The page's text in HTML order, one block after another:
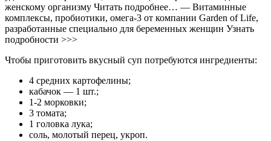
женскому организму Читать подробнее… — Витаминные
комплексы, пробиотики, омега-3 от компании Garden of Life,
разработанные специально для беременных женщин Узнать
подробности >>>
Чтобы приготовить вкусный суп потребуются ингредиенты:
4 средних картофелины;
кабачок — 1 шт.;
1-2 морковки;
3 томата;
1 головка лука;
соль, молотый перец, укроп.